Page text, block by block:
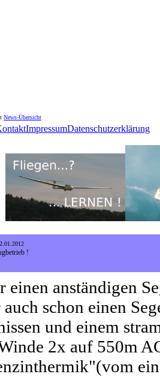
News-Übersicht
ImpressumDatenschutzerklärung
!
einen anständigen
auch schon einen
und einem
2x auf 550m